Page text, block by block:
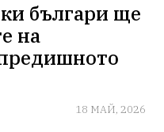
българи ще
на
18 МАЙ, 2026